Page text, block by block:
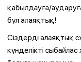
қабылдауға/
бұл алаяқтық!
Сіздерді алаяқтық
күнделікті